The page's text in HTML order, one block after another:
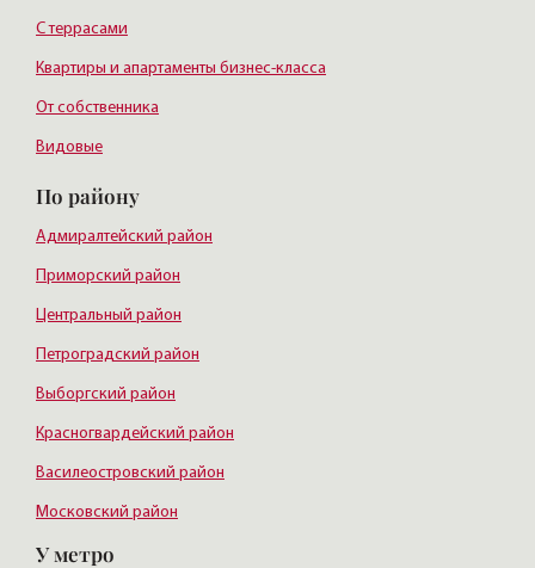
С террасами
Квартиры и апартаменты бизнес-класса
От собственника
Видовые
По району
Адмиралтейский район
Приморский район
Центральный район
Петроградский район
Выборгский район
Красногвардейский район
Василеостровский район
Московский район
Курортный район
У метро